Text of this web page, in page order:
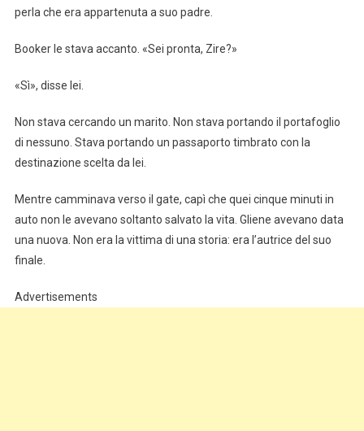
perla che era appartenuta a suo padre.
Booker le stava accanto. «Sei pronta, Zire?»
«Sì», disse lei.
Non stava cercando un marito. Non stava portando il portafoglio
di nessuno. Stava portando un passaporto timbrato con la
destinazione scelta da lei.
Mentre camminava verso il gate, capì che quei cinque minuti in
auto non le avevano soltanto salvato la vita. Gliene avevano data
una nuova. Non era la vittima di una storia: era l’autrice del suo
finale.
Advertisements